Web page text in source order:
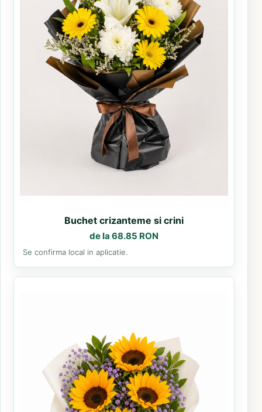
Buchet crizanteme si crini
de la 68.85 RON
Se confirma local in aplicatie.